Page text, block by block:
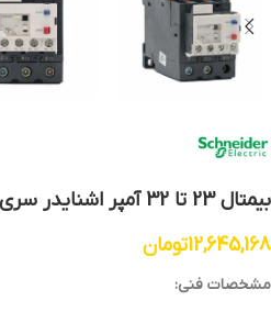
بیمتال 23 تا 32 آمپر اشنایدر سری LRD332
12,645,168تومان
مشخصات فنی: